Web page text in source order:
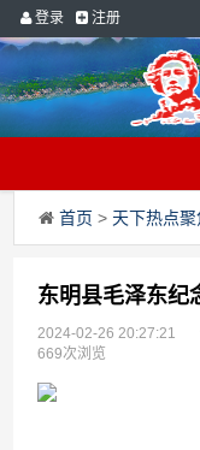
登录 注册
首页 > 天下热点聚
东明县毛泽东纪
2024-02-26 20:27:21
669次浏览